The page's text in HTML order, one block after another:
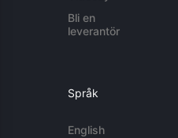
Bli en
leverantör
Språk
English